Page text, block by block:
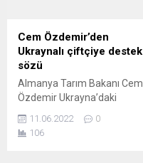
kontağını kapatmak yerine
gaza basarak uzaklaşmak
istediği sırada polisin
Cem Özdemir’den
Ukraynalı çiftçiye destek
sözü
Almanya Tarım Bakanı Cem
Özdemir Ukrayna’daki
zarar gören Ukraynalı
çiftçilere destek sözü verdi.
11.06.2022
0
106